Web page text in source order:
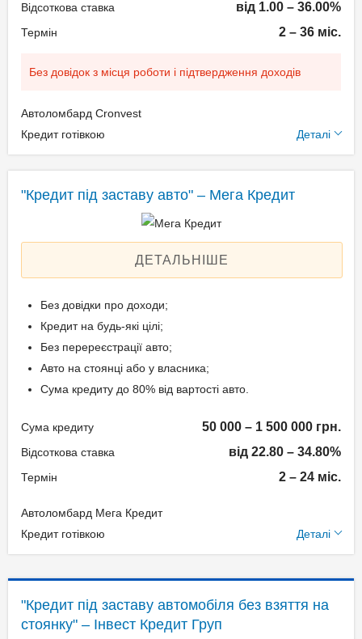
Відсоткова ставка від 1.00 – 36.00%
Термін 2 – 36 міс.
Без довідок з місця роботи і підтвердження доходів
Автоломбард Cronvest
Кредит готівкою
Деталі
Щомісячна комісія: 0.00%
Застава: Автотранспорт
Aннуітет
Спосіб погашення:
Способи погашення
На розрахунковий
Паспорт громадянина
України;
"Кредит під заставу авто" – Мега Кредит
ДЕТАЛЬНІШЕ
Без довідки про доходи;
Кредит на будь-які цілі;
Без перереєстрації авто;
Авто на стоянці або у власника;
Сума кредиту до 80% від вартості авто.
Сума кредиту 50 000 – 1 500 000 грн.
Відсоткова ставка від 22.80 – 34.80%
Термін 2 – 24 міс.
Автоломбард Мега Кредит
Кредит готівкою
Деталі
Спосіб погашення:
Aннуітет
"Кредит під заставу автомобіля без взяття на
стоянку" – Інвест Кредит Груп